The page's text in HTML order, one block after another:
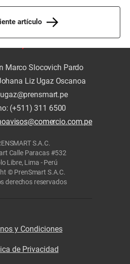
artículo
Marco Slocovich Pardo
Liz Ugaz Oscanoa
(+511) 311 6500
S.A.C.
Calle Paracas #532
Libre, Lima - Perú
© PrenSmart S.A.C.
derechos reservados
y Condiciones
de Privacidad